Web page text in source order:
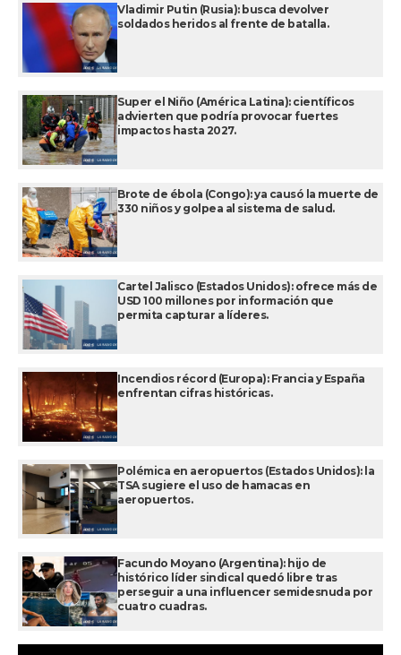
Vladimir Putin (Rusia): busca devolver
soldados heridos al frente de batalla.
Super el Niño (América Latina): científicos
advierten que podría provocar fuertes
impactos hasta 2027.
Brote de ébola (Congo): ya causó la muerte de
330 niños y golpea al sistema de salud.
Cartel Jalisco (Estados Unidos): ofrece más de
USD 100 millones por información que
permita capturar a líderes.
Incendios récord (Europa): Francia y España
enfrentan cifras históricas.
Polémica en aeropuertos (Estados Unidos): la
TSA sugiere el uso de hamacas en
aeropuertos.
Facundo Moyano (Argentina): hijo de
histórico líder sindical quedó libre tras
perseguir a una influencer semidesnuda por
cuatro cuadras.